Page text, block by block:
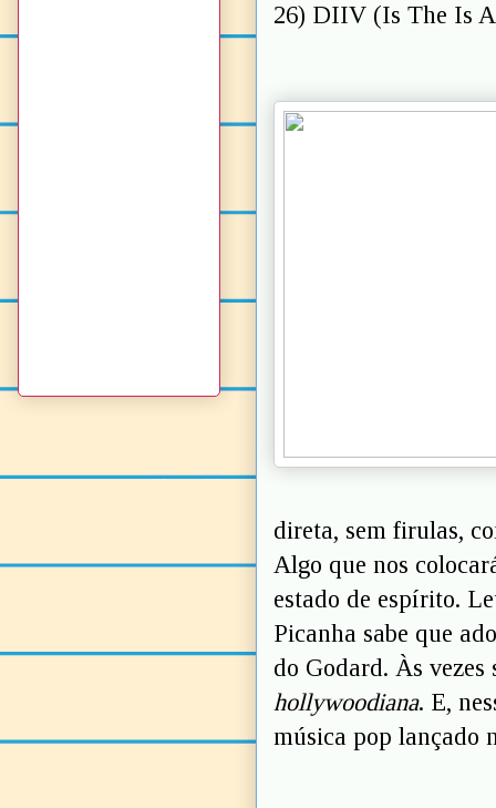
26) DIIV (Is The Is
direta, sem firulas,
Algo que nos
estado de espírito.
Picanha sabe que
do Godard. Às
hollywoodiana. E,
música pop lançado